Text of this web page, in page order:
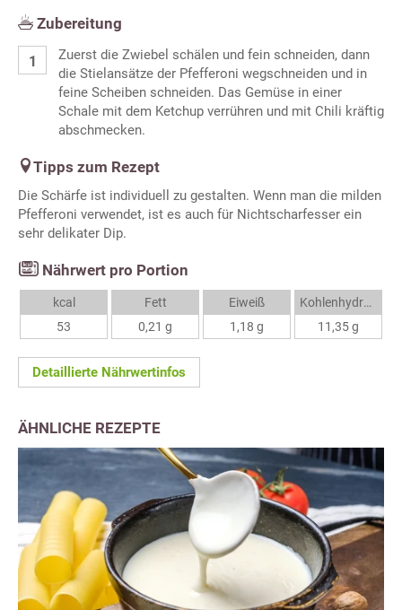
Zubereitung
Zuerst die Zwiebel schälen und fein schneiden, dann
die Stielansätze der Pfefferoni wegschneiden und in
feine Scheiben schneiden. Das Gemüse in einer
Schale mit dem Ketchup verrühren und mit Chili kräftig
abschmecken.
Tipps zum Rezept
Die Schärfe ist individuell zu gestalten. Wenn man die milden
Pfefferoni verwendet, ist es auch für Nichtscharfesser ein
sehr delikater Dip.
Nährwert pro Portion
kcal
53
Fett
0,21 g
Eiweiß
1,18 g
Kohlenhydrate
11,35 g
Detaillierte Nährwertinfos
ÄHNLICHE REZEPTE